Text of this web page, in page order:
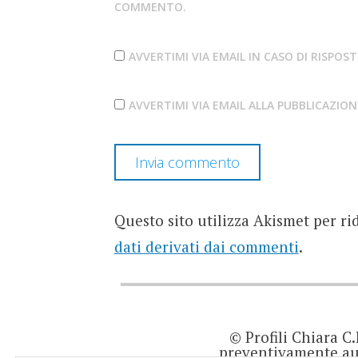
COMMENTO.
AVVERTIMI VIA EMAIL IN CASO DI
AVVERTIMI VIA EMAIL ALLA
Questo sito utilizza Akismet per
dati derivati dai commenti.
© Profili Chiara
preventivamente